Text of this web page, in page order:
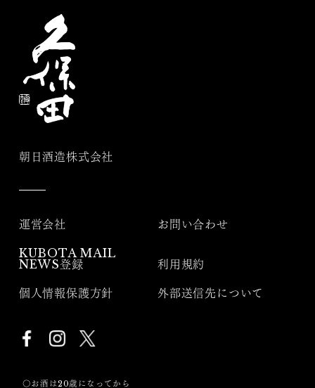
朝日酒造株式会社
運営会社 お問い合わせ
KUBOTA MAIL
NEWS登録
利用規約
個人情報保護方針 外部送信先について
〇お酒は20歳になってから